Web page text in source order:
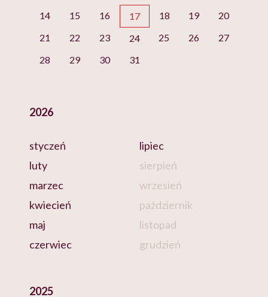
14
15 16 17 18 19
20
21
22 23 24 25 26
27
28
29 30 31
2026
styczeń
luty
marzec
kwiecień
maj
czerwiec
lipiec
sierpień
wrzesień
październik
listopad
grudzień
2025